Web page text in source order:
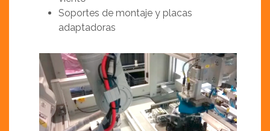
Soportes de montaje y placas
adaptadoras